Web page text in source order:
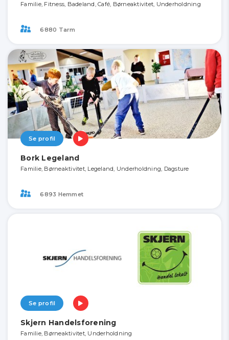
Familie, Fitness, Badeland, Café, Børneaktivitet, Underholdning
6880 Tarm
Se profil
Bork Legeland
Familie, Børneaktivitet, Legeland, Underholdning, Dagsture
6893 Hemmet
Se profil
Skjern Handelsforening
Familie, Børneaktivitet, Underholdning